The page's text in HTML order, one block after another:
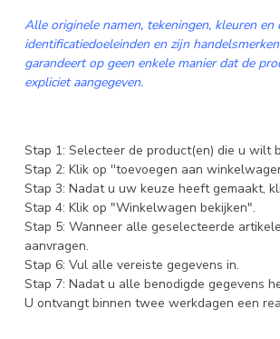
Alle originele namen, tekeningen, kleuren
identificatiedoeleinden en zijn
garandeert op geen enkele manier dat de
expliciet aangegeven.
Stap 1: Selecteer de product(en) die u wilt
Stap 2: Klik op ''toevoegen aan
Stap 3: Nadat u uw keuze heeft gemaakt,
Stap 4: Klik op "Winkelwagen bekijken".
Stap 5: Wanneer alle geselecteerde
aanvragen.
Stap 6: Vul alle vereiste gegevens in.
Stap 7: Nadat u alle benodigde gegevens
U ontvangt binnen twee werkdagen een